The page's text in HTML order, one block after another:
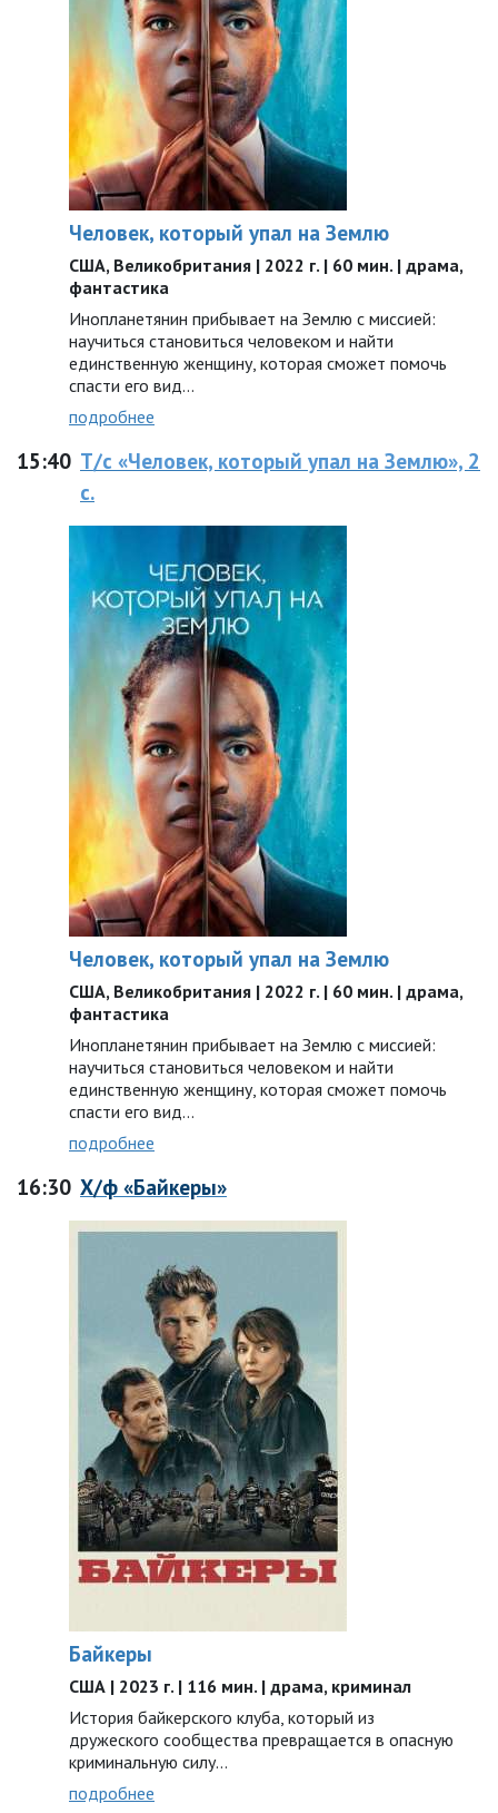
Человек, который упал на Землю
США, Великобритания | 2022 г. | 60 мин. | драма,
фантастика
Инопланетянин прибывает на Землю с миссией:
научиться становиться человеком и найти
единственную женщину, которая сможет помочь
спасти его вид...
подробнее
15:40 Т/с «Человек, который упал на Землю», 2
с.
Человек, который упал на Землю
США, Великобритания | 2022 г. | 60 мин. | драма,
фантастика
Инопланетянин прибывает на Землю с миссией:
научиться становиться человеком и найти
единственную женщину, которая сможет помочь
спасти его вид...
подробнее
16:30 Х/ф «Байкеры»
Байкеры
США | 2023 г. | 116 мин. | драма, криминал
История байкерского клуба, который из
дружеского сообщества превращается в опасную
криминальную силу…
подробнее